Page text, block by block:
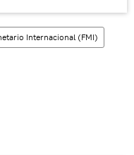
Internacional (FMI)